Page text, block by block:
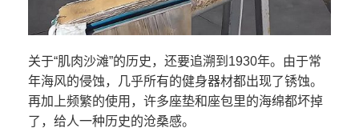
关于“肌肉沙滩”的历史，还要追溯到1930年。由于常
年海风的侵蚀，几乎所有的健身器材都出现了锈蚀。
再加上频繁的使用，许多座垫和座包里的海绵都坏掉
了，给人一种历史的沧桑感。